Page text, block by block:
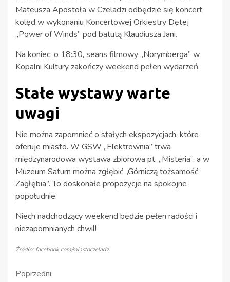
Mateusza Apostoła w Czeladzi odbędzie się koncert
kolęd w wykonaniu Koncertowej Orkiestry Dętej
„Power of Winds” pod batutą Klaudiusza Jani.
Na koniec, o 18:30, seans filmowy „Norymberga” w
Kopalni Kultury zakończy weekend pełen wydarzeń.
Stałe wystawy warte
uwagi
Nie można zapomnieć o stałych ekspozycjach, które
oferuje miasto. W GSW „Elektrownia” trwa
międzynarodowa wystawa zbiorowa pt. „Misteria”, a w
Muzeum Saturn można zgłębić „Górniczą tożsamość
Zagłębia”. To doskonałe propozycje na spokojne
popołudnie.
Niech nadchodzący weekend będzie pełen radości i
niezapomnianych chwil!
Źródło: facebook.com/miastoczeladz
Kontynuuj
Poprzedni: